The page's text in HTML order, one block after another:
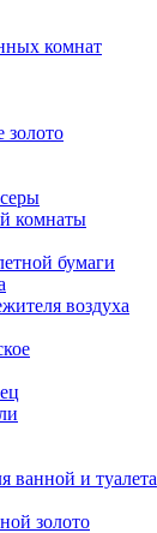
комнат
золото
комнаты
бумаги
воздуха
ванной и туалета
золото